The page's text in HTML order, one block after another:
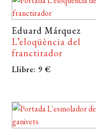
Eduard Márquez
L’eloqüència del
franctirador
Llibre: 9 €